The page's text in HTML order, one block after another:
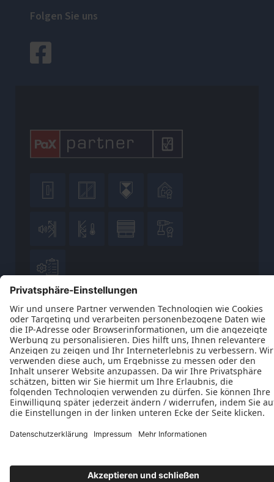
Folgen Sie uns
  
   

Datenschutz Impressum Kontakt
AGB
Wir sind ift-zertifiziert
© 2026